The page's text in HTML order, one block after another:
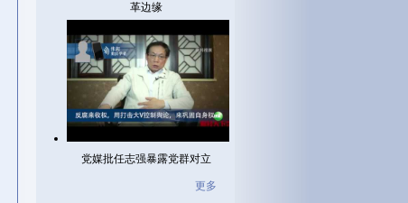
革边缘
党媒批任志强暴露党群对立
更多